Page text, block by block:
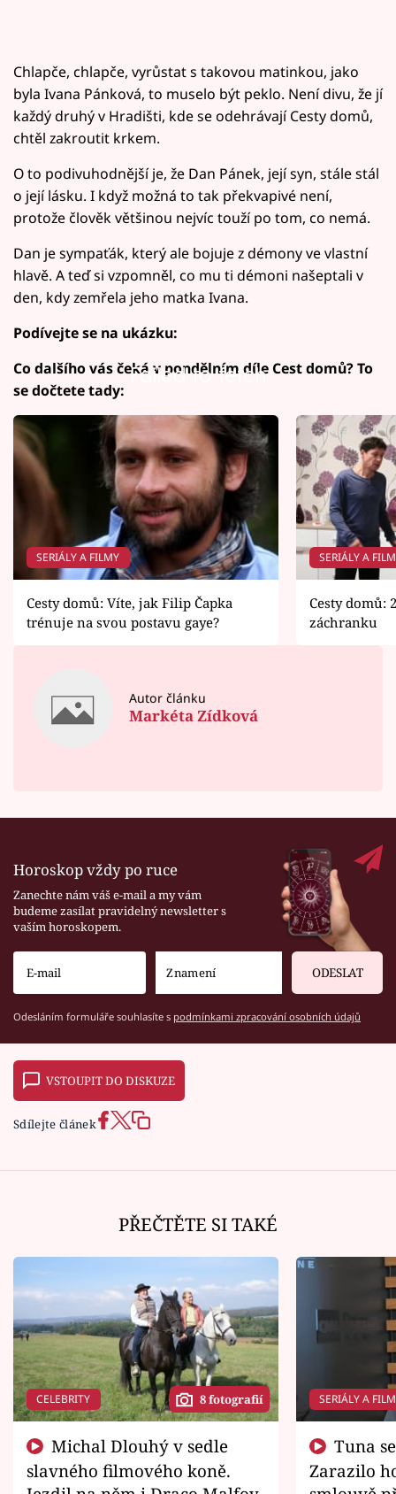
Chlapče, chlapče, vyrůstat s takovou matinkou, jako
byla Ivana Pánková, to muselo být peklo. Není divu, že jí
každý druhý v Hradišti, kde se odehrávají Cesty domů,
chtěl zakroutit krkem.
O to podivuhodnější je, že Dan Pánek, její syn, stále stál
o její lásku. I když možná to tak překvapivé není,
protože člověk většinou nejvíc touží po tom, co nemá.
Dan je sympaťák, který ale bojuje z démony ve vlastní
hlavě. A teď si vzpomněl, co mu ti démoni našeptali v
den, kdy zemřela jeho matka Ivana.
Podívejte se na ukázku:
Failed to fetch
Co dalšího vás čeká v pondělním díle Cest domů? To
se dočtete tady:
SERIÁLY A FILMY
Cesty domů: Víte, jak Filip Čapka
trénuje na svou postavu gaye?
SERIÁLY A
Cesty domů:
záchranku
Autor článku
Markéta Zídková
Horoskop vždy po ruce
Zanechte nám váš e-mail a my vám
budeme zasílat pravidelný newsletter s
vaším horoskopem.
ODESLAT
Odesláním formuláře souhlasíte s podmínkami zpracování osobních údajů
VSTOUPIT DO DISKUZE
Sdílejte článek
PŘEČTĚTE SI TAKÉ
CELEBRITY 8 fotografií
slavného filmového koně.
SERIÁLY A
Zarazilo